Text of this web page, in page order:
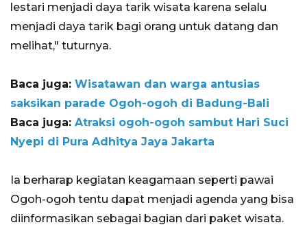
lestari menjadi daya tarik wisata karena selalu
menjadi daya tarik bagi orang untuk datang dan
melihat," tuturnya.
Baca juga: Wisatawan dan warga antusias
saksikan parade Ogoh-ogoh di Badung-Bali
Baca juga: Atraksi ogoh-ogoh sambut Hari Suci
Nyepi di Pura Adhitya Jaya Jakarta
Ia berharap kegiatan keagamaan seperti pawai
Ogoh-ogoh tentu dapat menjadi agenda yang bisa
diinformasikan sebagai bagian dari paket wisata.